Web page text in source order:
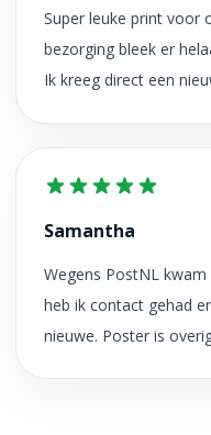
Super leuke print voor
bezorging bleek er
Ik kreeg direct een
Samantha
Wegens PostNL
heb ik contact gehad
nieuwe. Poster is